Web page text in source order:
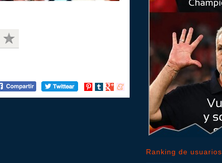
Compartir
Compartir
Compartir
Compartir
Ranking de usuarios